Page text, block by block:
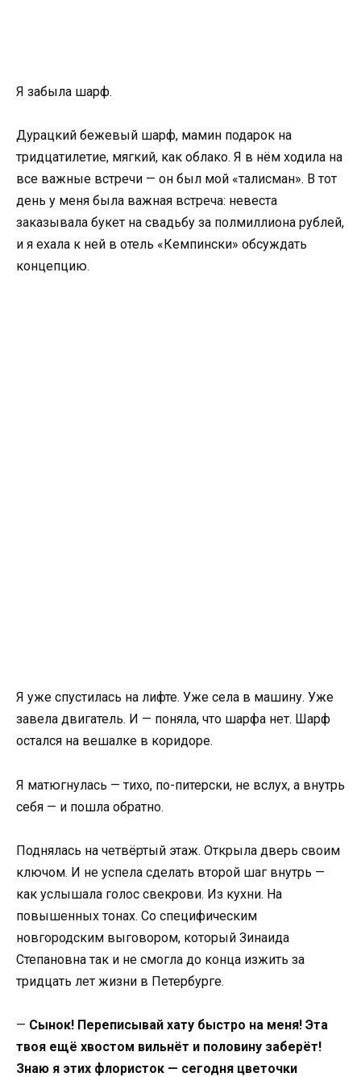
Я забыла шарф.
Дурацкий бежевый шарф, мамин подарок на
тридцатилетие, мягкий, как облако. Я в нём ходила на
все важные встречи — он был мой «талисман». В тот
день у меня была важная встреча: невеста
заказывала букет на свадьбу за полмиллиона рублей,
и я ехала к ней в отель «Кемпински» обсуждать
концепцию.
Я уже спустилась на лифте. Уже села в машину. Уже
завела двигатель. И — поняла, что шарфа нет. Шарф
остался на вешалке в коридоре.
Я матюгнулась — тихо, по-питерски, не вслух, а внутрь
себя — и пошла обратно.
Поднялась на четвёртый этаж. Открыла дверь своим
ключом. И не успела сделать второй шаг внутрь —
как услышала голос свекрови. Из кухни. На
повышенных тонах. Со специфическим
новгородским выговором, который Зинаида
Степановна так и не смогла до конца изжить за
тридцать лет жизни в Петербурге.
— Сынок! Переписывай хату быстро на меня! Эта
твоя ещё хвостом вильнёт и половину заберёт!
Знаю я этих флористок — сегодня цветочки